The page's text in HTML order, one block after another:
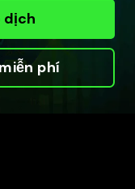
dịch
phí